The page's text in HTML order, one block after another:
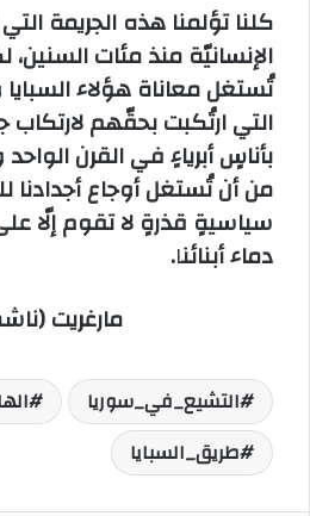
كلنا تؤلمنا هذه الجريمة
الإنسانيّة منذ مئات
تُستغل معاناة هؤلاء
التي ارتُكبت بحقّهم
بأناسٍ أبرياءٍ في القرن
من أن تُستغل أوجاع
سياسيةٍ قذرةٍ لا تقوم إلّا
دماء أبنائنا.
مارغريت
التشيع_في_سوريا
طريق_السبايا